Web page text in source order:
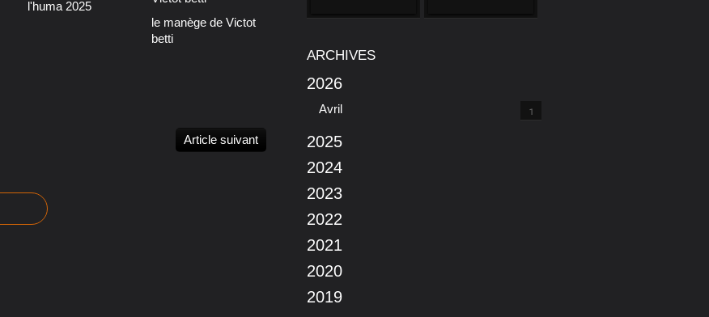
l'huma 2025
le manège de Victot
betti
Article suivant
ARCHIVES
2026
Avril 1
2025
2024
2023
2022
2021
2020
2019